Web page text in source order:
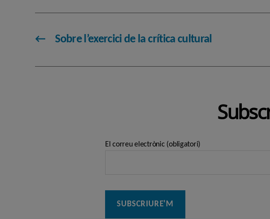
← Sobre l’exercici de la crítica cultural
El correu electrònic (obligatori)